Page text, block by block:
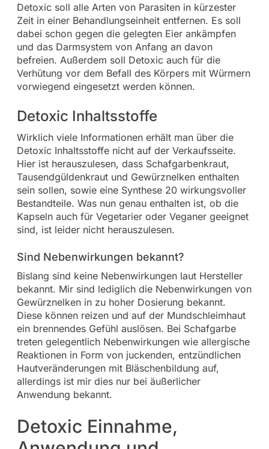
Detoxic soll alle Arten von Parasiten in kürzester
Zeit in einer Behandlungseinheit entfernen. Es soll
dabei schon gegen die gelegten Eier ankämpfen
und das Darmsystem von Anfang an davon
befreien. Außerdem soll Detoxic auch für die
Verhütung vor dem Befall des Körpers mit Würmern
vorwiegend eingesetzt werden können.
Detoxic Inhaltsstoffe
Wirklich viele Informationen erhält man über die
Detoxic Inhaltsstoffe nicht auf der Verkaufsseite.
Hier ist herauszulesen, dass Schafgarbenkraut,
Tausendgüldenkraut und Gewürznelken enthalten
sein sollen, sowie eine Synthese 20 wirkungsvoller
Bestandteile. Was nun genau enthalten ist, ob die
Kapseln auch für Vegetarier oder Veganer geeignet
sind, ist leider nicht herauszulesen.
Sind Nebenwirkungen bekannt?
Bislang sind keine Nebenwirkungen laut Hersteller
bekannt. Mir sind lediglich die Nebenwirkungen von
Gewürznelken in zu hoher Dosierung bekannt.
Diese können reizen und auf der Mundschleimhaut
ein brennendes Gefühl auslösen. Bei Schafgarbe
treten gelegentlich Nebenwirkungen wie allergische
Reaktionen in Form von juckenden, entzündlichen
Hautveränderungen mit Bläschenbildung auf,
allerdings ist mir dies nur bei äußerlicher
Anwendung bekannt.
Detoxic Einnahme,